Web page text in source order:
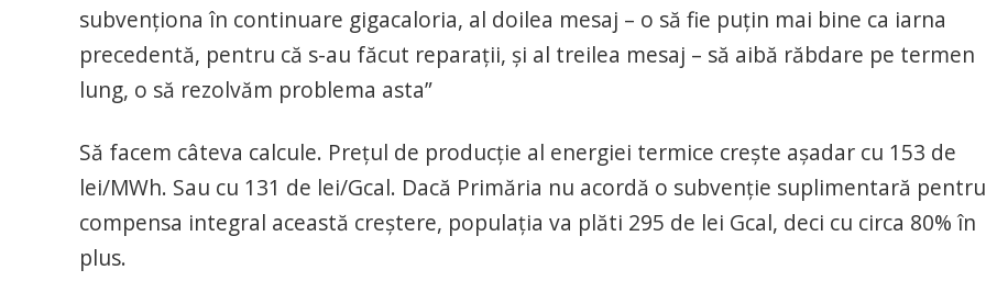
subvenționa în continuare gigacaloria, al doilea mesaj – o să fie puțin mai bine ca iarna
precedentă, pentru că s-au făcut reparații, și al treilea mesaj – să aibă răbdare pe termen
lung, o să rezolvăm problema asta”
Să facem câteva calcule. Prețul de producție al energiei termice crește așadar cu 153 de
lei/MWh. Sau cu 131 de lei/Gcal. Dacă Primăria nu acordă o subvenție suplimentară
compensa integral această creștere, populația va plăti 295 de lei Gcal, deci cu circa 80% în
plus.